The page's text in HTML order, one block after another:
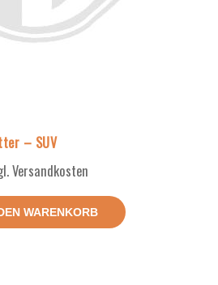
– SUV
Versandkosten
WARENKORB